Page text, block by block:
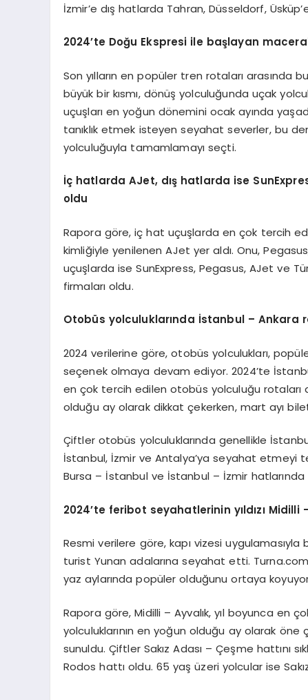
İzmir’e dış hatlarda Tahran, Düsseldorf,
2024’te Doğu Ekspresi ile başlayan
Son yılların en popüler tren rotaları arasında
büyük bir kısmı, dönüş yolculuğunda uçak
uçuşları en yoğun dönemini ocak ayında
tanıklık etmek isteyen seyahat severler, bu
yolculuğuyla tamamlamayı seçti.
İç hatlarda AJet, dış hatlarda ise
oldu
Rapora göre, iç hat uçuşlarda en çok tercih
kimliğiyle yenilenen AJet yer aldı. Onu,
uçuşlarda ise SunExpress, Pegasus, AJet ve
firmaları oldu.
Otobüs yolculuklarında İstanbul – Ankara
2024 verilerine göre, otobüs yolculukları,
seçenek olmaya devam ediyor. 2024’te
en çok tercih edilen otobüs yolculuğu rotaları
olduğu ay olarak dikkat çekerken, mart ayı
Çiftler otobüs yolculuklarında genellikle
İstanbul, İzmir ve Antalya’ya seyahat etmeyi
Bursa – İstanbul ve İstanbul – İzmir
2024’te feribot seyahatlerinin yıldızı Midilli
Resmi verilere göre, kapı vizesi
turist Yunan adalarına seyahat etti.
yaz aylarında popüler olduğunu ortaya
Rapora göre, Midilli – Ayvalık, yıl boyunca
yolculuklarının en yoğun olduğu ay olarak öne
sunuldu. Çiftler Sakız Adası – Çeşme hattını
Rodos hattı oldu. 65 yaş üzeri yolcular ise